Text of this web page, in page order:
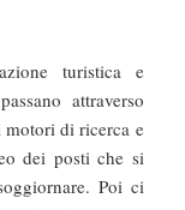
turistica e
attraverso
motori di ricerca e
dei posti che si
Poi ci